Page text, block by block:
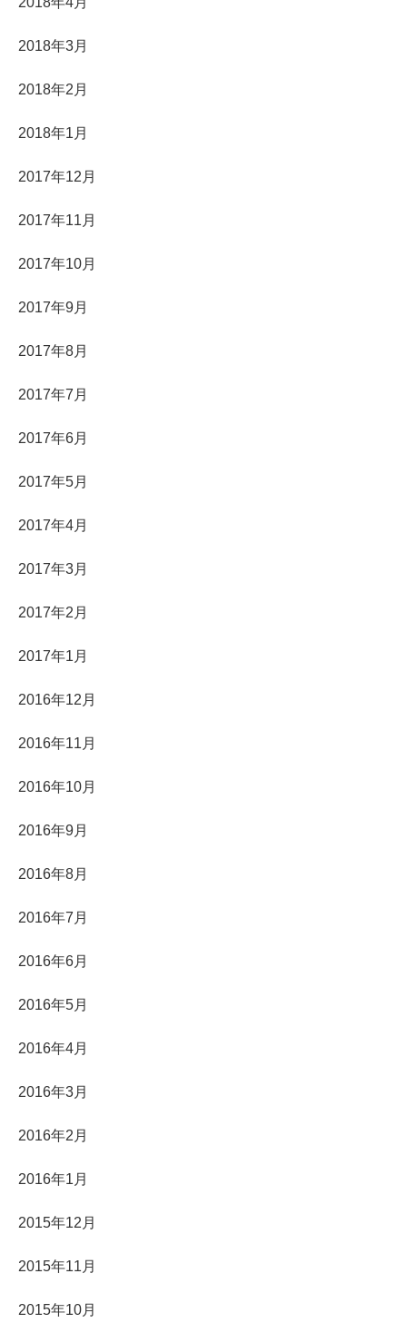
2018年3月
2018年2月
2018年1月
2017年12月
2017年11月
2017年10月
2017年9月
2017年8月
2017年7月
2017年6月
2017年5月
2017年4月
2017年3月
2017年2月
2017年1月
2016年12月
2016年11月
2016年10月
2016年9月
2016年8月
2016年7月
2016年6月
2016年5月
2016年4月
2016年3月
2016年2月
2016年1月
2015年12月
2015年11月
2015年10月